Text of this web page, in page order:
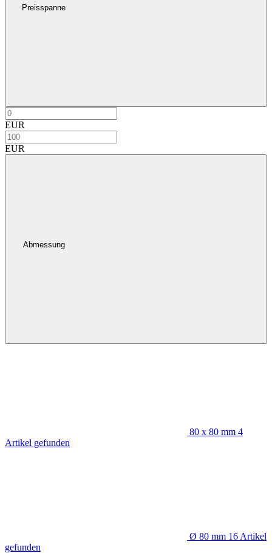
Preisspanne
EUR
EUR
Abmessung
80 x 80 mm 4
Artikel gefunden
Ø 80 mm 16 Artikel
gefunden